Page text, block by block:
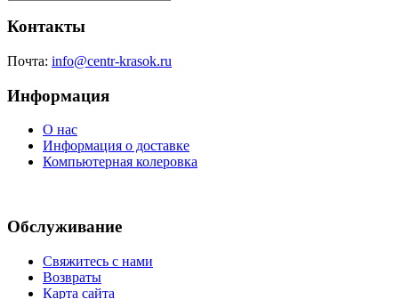
Контакты
Почта: info@centr-krasok.ru
Информация
О нас
Информация о доставке
Компьютерная колеровка
Обслуживание
Свяжитесь с нами
Возвраты
Карта сайта